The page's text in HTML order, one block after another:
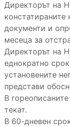
Директорът на
констатираните
документи и
месеца за
Директорът на
еднократно
установените
представи
В
текат.
В 60-дневен